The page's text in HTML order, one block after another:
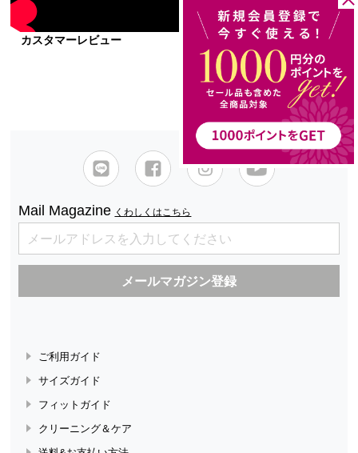
カスタマーレビュー
レビューを書く
Mail Magazine くわしくはこちら
ご利用ガイド
サイズガイド
フィットガイド
クリーニング＆ケア